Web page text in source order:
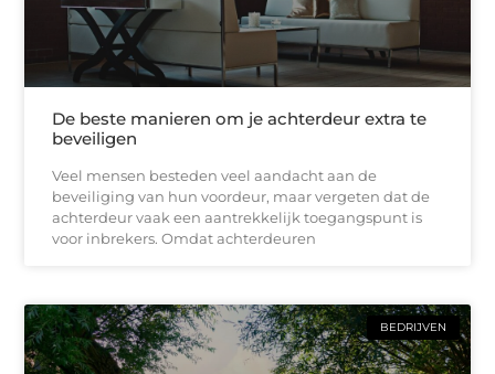
De beste manieren om je achterdeur extra te
beveiligen
Veel mensen besteden veel aandacht aan de
beveiliging van hun voordeur, maar vergeten dat de
achterdeur vaak een aantrekkelijk toegangspunt is
voor inbrekers. Omdat achterdeuren
BEDRIJVEN